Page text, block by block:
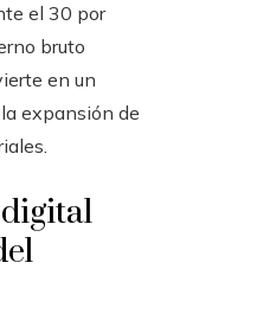
el 30 por
bruto
en un
expansión de